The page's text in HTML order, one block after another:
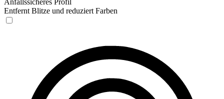
Anfallssicheres Profil
Entfernt Blitze und reduziert Farben